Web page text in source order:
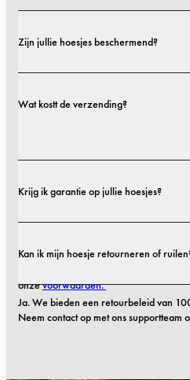
Zijn jullie hoesjes beschermend?
die variëren van slanke profielen tot
Wat kostt de verzending?
je in ons verzendbeleid.
Krijg ik garantie op jullie hoesjes?
hoesje binnen de eerste 12 maanden
onze voorwaarden.
Kan ik mijn hoesje retourneren of
Ja. We bieden een retourbeleid van
Neem contact op met ons supportteam